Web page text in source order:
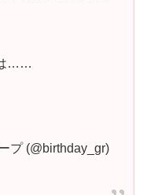
は……
プ (@birthday_gr)